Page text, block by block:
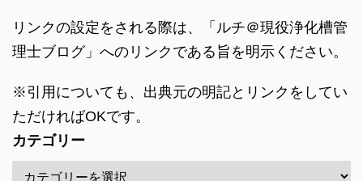
リンクの設定をされる際は、「ルチ＠現役浄化槽管
理士ブログ」へのリンクである旨を明示ください。
※引用についても、出典元の明記とリンクをしてい
ただければOKです。
カテゴリー